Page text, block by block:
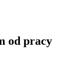
od pracy